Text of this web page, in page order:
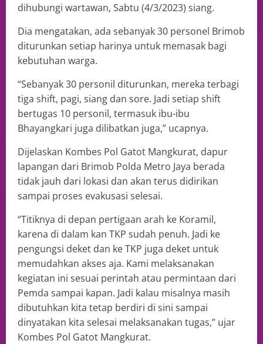
dihubungi wartawan, Sabtu (4/3/2023) siang.
Dia mengatakan, ada sebanyak 30 personel Brimob
diturunkan setiap harinya untuk memasak bagi
kebutuhan warga.
“Sebanyak 30 personil diturunkan, mereka terbagi
tiga shift, pagi, siang dan sore. Jadi setiap shift
bertugas 10 personil, termasuk ibu-ibu
Bhayangkari juga dilibatkan juga,” ucapnya.
Dijelaskan Kombes Pol Gatot Mangkurat, dapur
lapangan dari Brimob Polda Metro Jaya berada
tidak jauh dari lokasi dan akan terus didirikan
sampai proses evakusasi selesai.
“Titiknya di depan pertigaan arah ke Koramil,
karena di dalam kan TKP sudah penuh. Jadi ke
pengungsi deket dan ke TKP juga deket untuk
memudahkan akses aja. Kami melaksanakan
kegiatan ini sesuai perintah atau permintaan dari
Pemda sampai kapan. Jadi kalau misalnya masih
dibutuhkan kita tetap berdiri di sini sampai
dinyatakan kita selesai melaksanakan tugas,” ujar
Kombes Pol Gatot Mangkurat.